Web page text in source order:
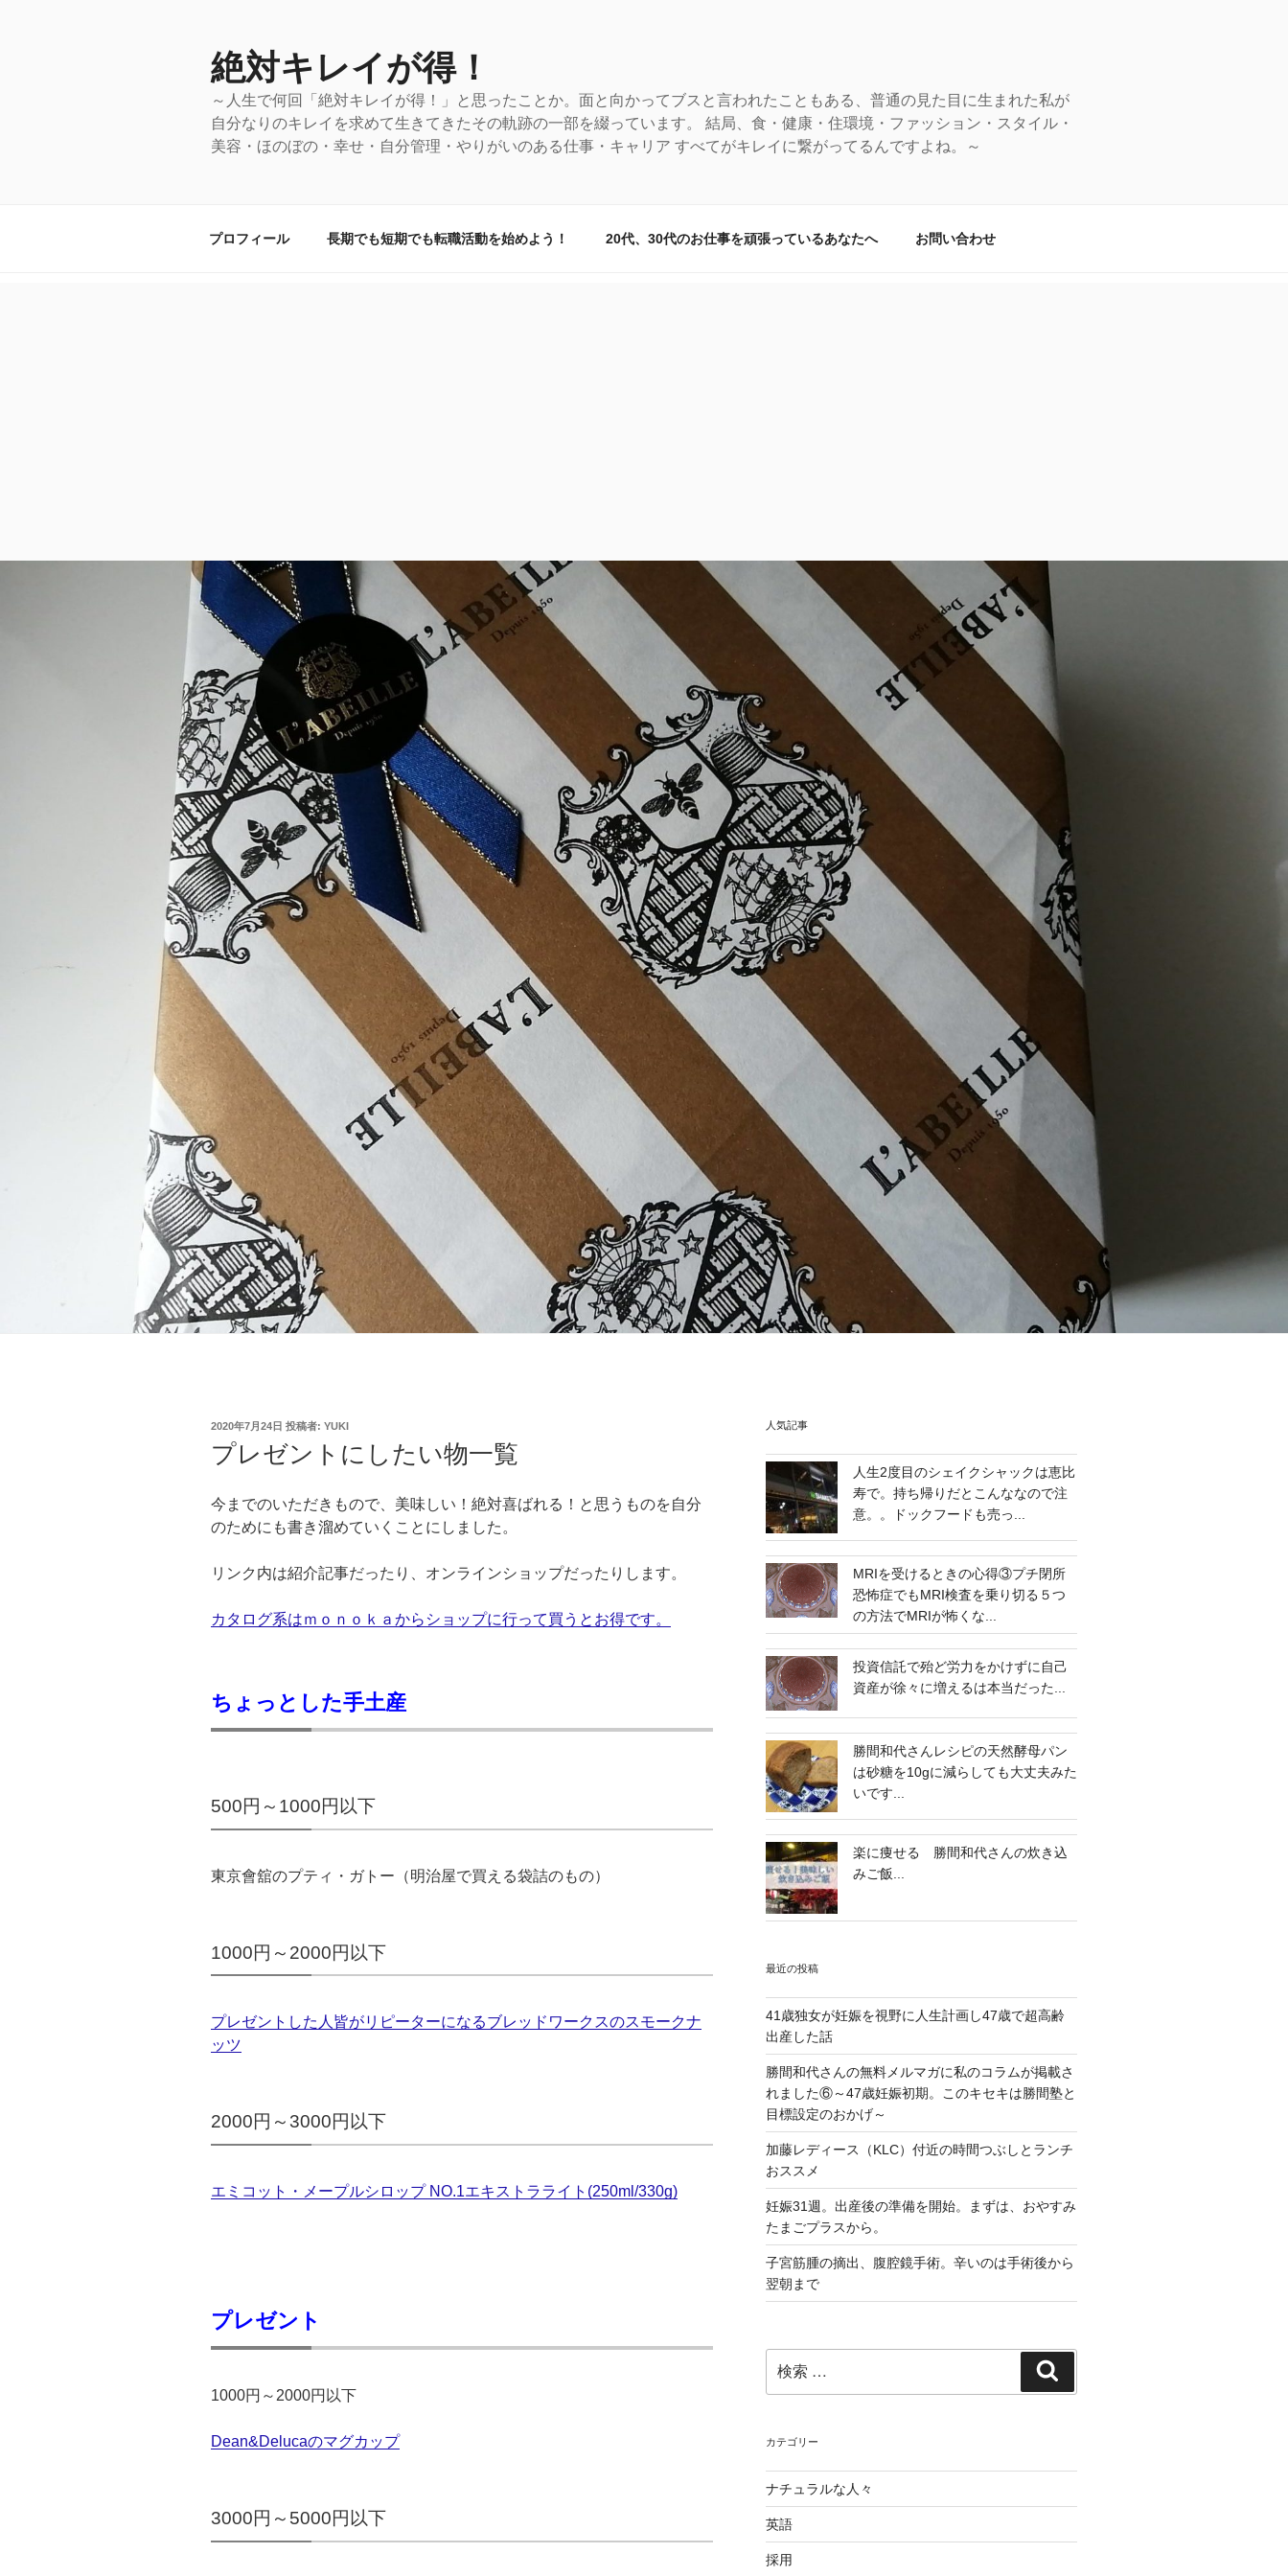
絶対キレイが得！
～人生で何回「絶対キレイが得！」と思ったことか。面と向かってブスと言われたこともある、普通の見た目に生まれた私が
自分なりのキレイを求めて生きてきたその軌跡の一部を綴っています。 結局、食・健康・住環境・ファッション・スタイル・
美容・ほのぼの・幸せ・自分管理・やりがいのある仕事・キャリア すべてがキレイに繋がってるんですよね。～
プロフィール 長期でも短期でも転職活動を始めよう！ 20代、30代のお仕事を頑張っているあなたへ お問い合わせ
投
日:
2020年7月24日 投稿者: YUKI
プレゼントにしたい物一覧
今までのいただきもので、美味しい！絶対喜ばれる！と思うものを自分
のためにも書き溜めていくことにしました。
リンク内は紹介記事だったり、オンラインショップだったりします。
カタログ系はｍｏｎｏｋａからショップに行って買うとお得です。
ちょっとした手土産
500円～1000円以下
東京會舘のプティ・ガトー（明治屋で買える袋詰のもの）
1000円～2000円以下
プレゼントした人皆がリピーターになるブレッドワークスのスモークナ
ッツ
2000円～3000円以下
エミコット・メープルシロップ NO.1エキストラライト(250ml/330g)
プレゼント
1000円～2000円以下
Dean&Delucaのマグカップ
3000円～5000円以下
人気記事
人生2度目のシェイクシャックは恵比
寿で。持ち帰りだとこんななので注
意。。ドックフードも売っ...
MRIを受けるときの心得③プチ閉所
恐怖症でもMRI検査を乗り切る５つ
の方法でMRIが怖くな...
投資信託で殆ど労力をかけずに自己
資産が徐々に増えるは本当だった...
勝間和代さんレシピの天然酵母パン
は砂糖を10gに減らしても大丈夫みた
いです...
楽に痩せる 勝間和代さんの炊き込
みご飯...
最近の投稿
41歳独女が妊娠を視野に人生計画し47歳で超高齢
出産した話
勝間和代さんの無料メルマガに私のコラムが掲載さ
れました⑥～47歳妊娠初期。このキセキは勝間塾と
目標設定のおかげ～
加藤レディース（KLC）付近の時間つぶしとランチ
おススメ
妊娠31週。出産後の準備を開始。まずは、おやすみ
たまごプラスから。
子宮筋腫の摘出、腹腔鏡手術。辛いのは手術後から
翌朝まで
索:
索
カテゴリー
ナチュラルな人々
英語
採用